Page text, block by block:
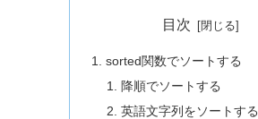
目次
sorted関数でソートする
降順でソートする
英語文字列をソートする